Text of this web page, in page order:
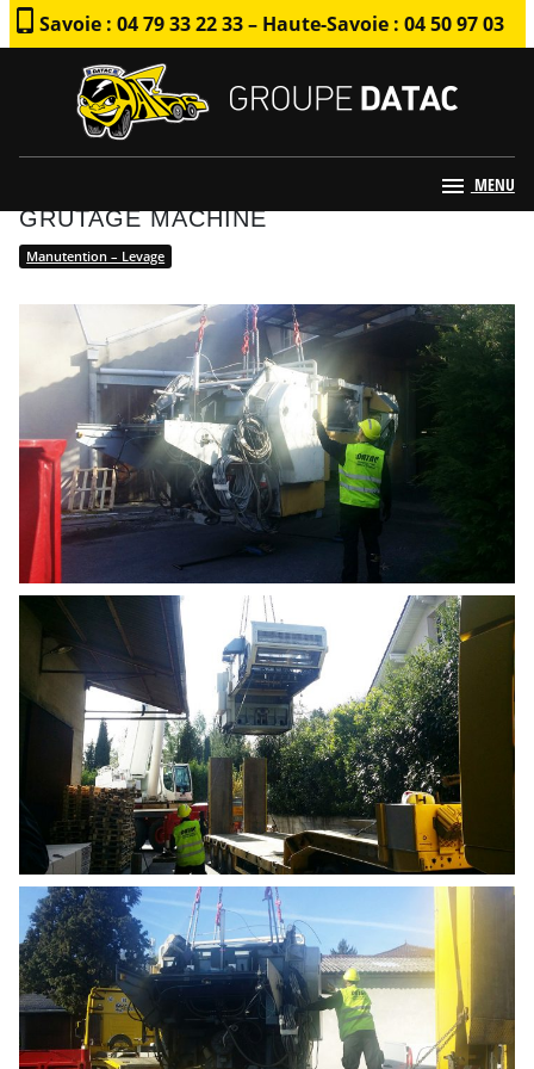
Savoie : 04 79 33 22 33 – Haute-Savoie : 04 50 97 03
MENU
GRUTAGE MACHINE
Manutention – Levage